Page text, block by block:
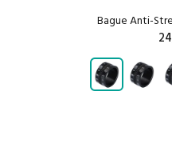
Bague Anti-